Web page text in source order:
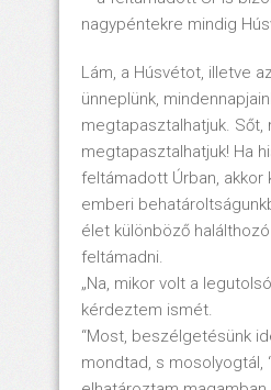
nagypéntekre mindig
Lám, a Húsvétot, illetve
ünneplünk,
megtapasztalhatjuk. Sőt,
megtapasztalhatjuk! Ha
feltámadott Úrban, akkor
emberi
élet különböző
feltámadni.
„Na, mikor volt a
kérdeztem ismét.
“Most, beszélgetésünk
mondtad, s mosolyogtál,